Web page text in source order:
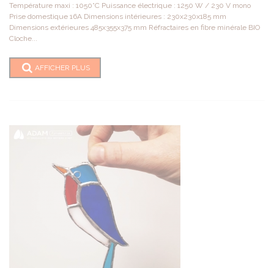
Température maxi : 1050°C Puissance électrique : 1250 W / 230 V mono
Prise domestique 16A Dimensions intérieures : 230x230x185 mm
Dimensions extérieures 485x355x375 mm Réfractaires en fibre minérale BIO
Cloche...
AFFICHER PLUS